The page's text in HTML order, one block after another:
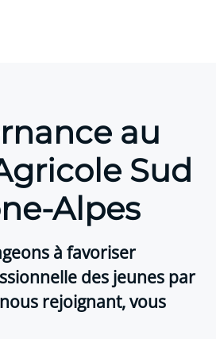
au
Sud
Alpes
à favoriser
des jeunes par
rejoignant, vous